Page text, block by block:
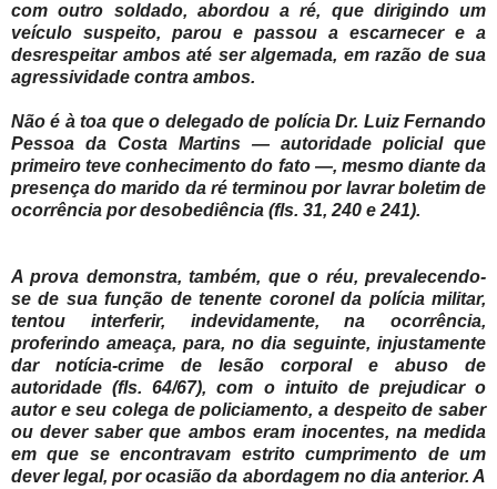
com outro soldado, abordou a ré, que dirigindo um
veículo suspeito, parou e passou a escarnecer e a
desrespeitar ambos até ser algemada, em razão de sua
agressividade contra ambos.
Não é à toa que o delegado de polícia Dr. Luiz Fernando
Pessoa da Costa Martins — autoridade policial que
primeiro teve conhecimento do fato —, mesmo diante da
presença do marido da ré terminou por lavrar boletim de
ocorrência por desobediência (fls. 31, 240 e 241).
A prova demonstra, também, que o réu, prevalecendo-
se de sua função de tenente coronel da polícia militar,
tentou interferir, indevidamente, na ocorrência,
proferindo ameaça, para, no dia seguinte, injustamente
dar notícia-crime de lesão corporal e abuso de
autoridade (fls. 64/67), com o intuito de prejudicar o
autor e seu colega de policiamento, a despeito de saber
ou dever saber que ambos eram inocentes, na medida
em que se encontravam estrito cumprimento de um
dever legal, por ocasião da abordagem no dia anterior. A